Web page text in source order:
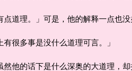
理。」可是，他的解释一点也没
很多事是没什么道理可言。」
的话下是什么深奥的大道理，却